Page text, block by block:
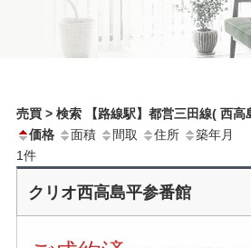
売買 > 検索 【路線駅】都営三田線( 西高
価格
面積 間取 住所
築年月
1件
クリオ西高島平参番館